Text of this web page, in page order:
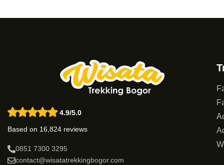
4.9/5.0
Based on 16,824 reviews
0851 7300 3295
contact@wisatatrekkingbogor.com